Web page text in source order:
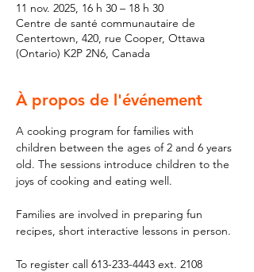
11 nov. 2025, 16 h 30 – 18 h 30
Centre de santé communautaire de
Centertown, 420, rue Cooper, Ottawa
(Ontario) K2P 2N6, Canada
À propos de l'événement
A cooking program for families with
children between the ages of 2 and 6 years
old. The sessions introduce children to the
joys of cooking and eating well.
Families are involved in preparing fun
recipes, short interactive lessons in person.
To register call 613-233-4443 ext. 2108